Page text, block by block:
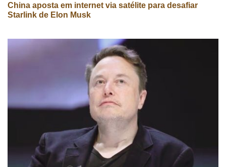
China aposta em internet via satélite para desafiar
Starlink de Elon Musk